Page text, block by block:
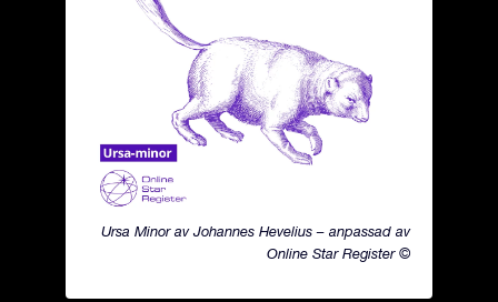
Ursa Minor av Johannes Hevelius – anpassad av
Online Star Register ©